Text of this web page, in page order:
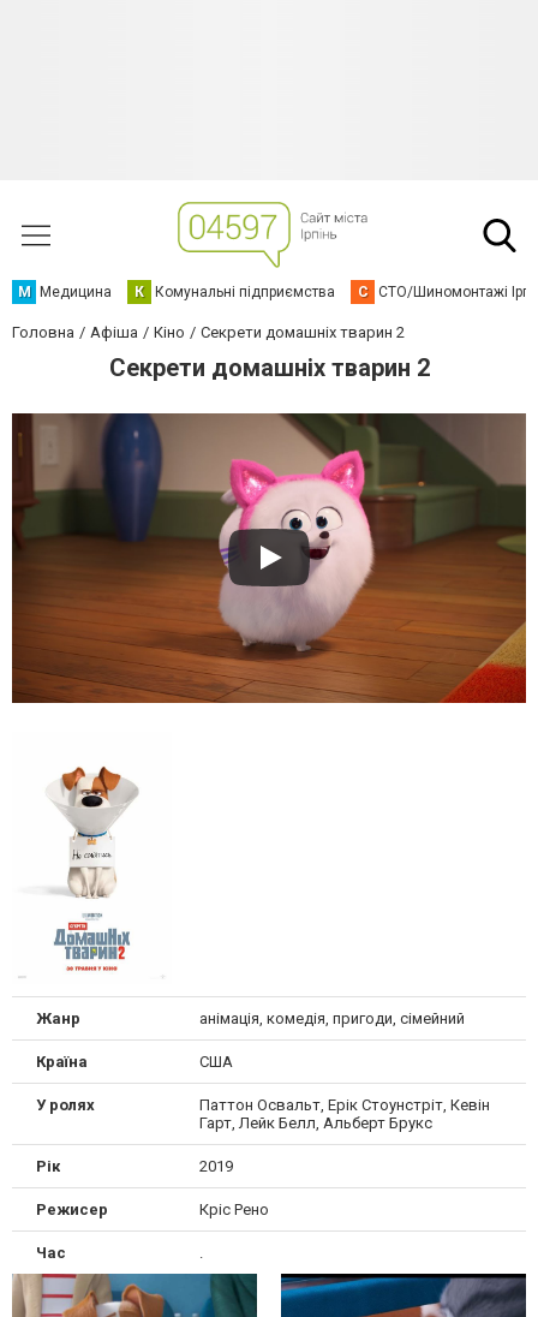
М Медицина К Комунальні підприємства С СТО/Шиномонтажі
Головна Афіша Кіно Секрети домашніх тварин 2
Секрети домашніх тварин 2
Жанр анімація, комедія, пригоди, сімейний
Країна США
У ролях
Паттон Освальт, Ерік Стоунстріт, Кевін
Гарт, Лейк Белл, Альберт Брукс
Рік 2019
Режисер Кріс Рено
Час